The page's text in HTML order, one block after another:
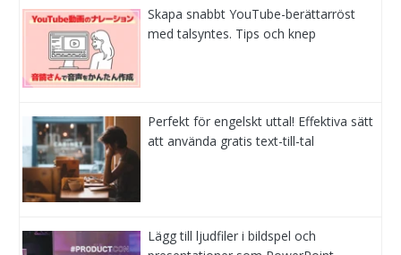
Skapa snabbt YouTube-berättarröst
med talsyntes. Tips och knep
Perfekt för engelskt uttal! Effektiva sätt
att använda gratis text-till-tal
Lägg till ljudfiler i bildspel och